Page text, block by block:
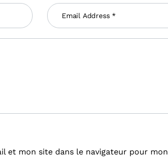
et mon site dans le navigateur pour mon